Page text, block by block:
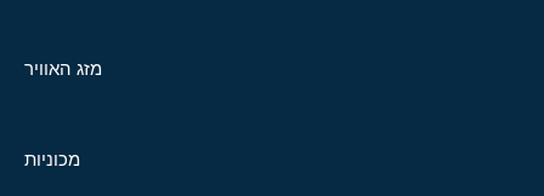
מזג האוויר
מכוניות